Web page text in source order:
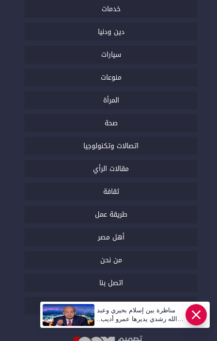
خدمات
دين ودنيا
سيارات
منوعات
المرأة
صحة
اتصالات وتكنولوجيا
مقالات الرأي
ثقافة
طريقة عمل
أهل مصر
من نحن
اتصل بنا
السياسة التحريرية
مناظرة بين إسلام بحيري وعبد
الله رشدي يديرها عمرو أديب..
قريبا | أهل مصر